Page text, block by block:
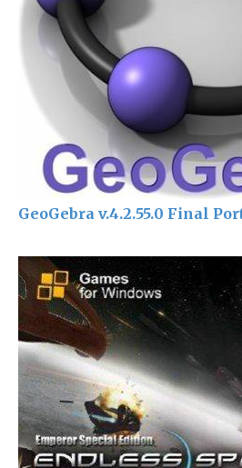
GeoGebra v.4.2.55.0 Final